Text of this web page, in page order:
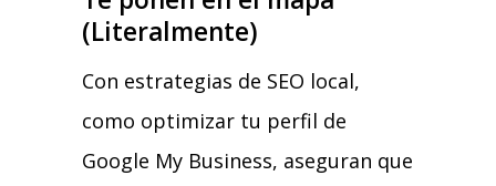
(Literalmente)
Con estrategias de SEO local,
como optimizar tu perfil de
Google My Business, aseguran que